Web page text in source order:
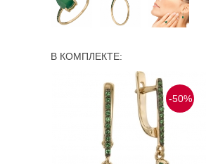
В КОМПЛЕКТЕ:
-50%